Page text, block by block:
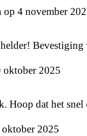
op 4 november
oktober 2025
Hoop dat het
2025